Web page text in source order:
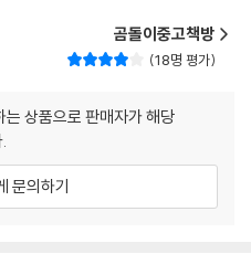
곰돌이중고책방
18명 평가
상품으로 판매자가 해당
문의하기